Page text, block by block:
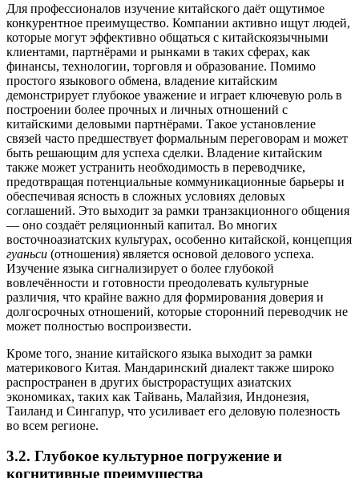
Для профессионалов изучение китайского даёт ощутимое
конкурентное преимущество. Компании активно ищут людей,
которые могут эффективно общаться с китайскоязычными
клиентами, партнёрами и рынками в таких сферах, как
финансы, технологии, торговля и образование. Помимо
простого языкового обмена, владение китайским
демонстрирует глубокое уважение и играет ключевую роль в
построении более прочных и личных отношений с
китайскими деловыми партнёрами. Такое установление
связей часто предшествует формальным переговорам и может
быть решающим для успеха сделки. Владение китайским
также может устранить необходимость в переводчике,
предотвращая потенциальные коммуникационные барьеры и
обеспечивая ясность в сложных условиях деловых
соглашений. Это выходит за рамки транзакционного общения
— оно создаёт реляционный капитал. Во многих
восточноазиатских культурах, особенно китайской, концепция
гуаньси (отношения) является основой делового успеха.
Изучение языка сигнализирует о более глубокой
вовлечённости и готовности преодолевать культурные
различия, что крайне важно для формирования доверия и
долгосрочных отношений, которые сторонний переводчик не
может полностью воспроизвести.
Кроме того, знание китайского языка выходит за рамки
материкового Китая. Мандаринский диалект также широко
распространен в других быстрорастущих азиатских
экономиках, таких как Тайвань, Малайзия, Индонезия,
Таиланд и Сингапур, что усиливает его деловую полезность
во всем регионе.
3.2. Глубокое культурное погружение и
когнитивные преимущества